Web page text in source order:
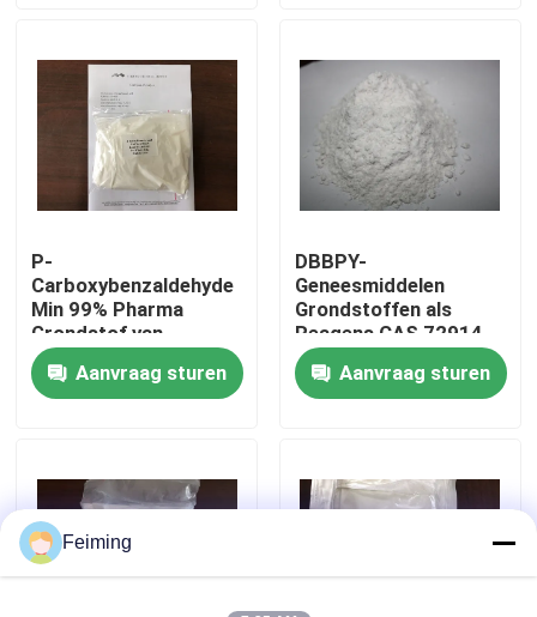
Video's
Ongeveer ons
Kwaliteitscontrole
Contacteer ons
Polyimidemonomeer
uitstekende
biocompatibiliteit lage
toxiciteit
P-
Carboxybenzaldehyde
Min 99% Pharma
Grondstof van
Poedercas 619-66-9
Aanvraag sturen
DBBPY-
Geneesmiddelen
Grondstoffen als
Reagens CAS 72914-
19-3
Aanvraag sturen
Feiming